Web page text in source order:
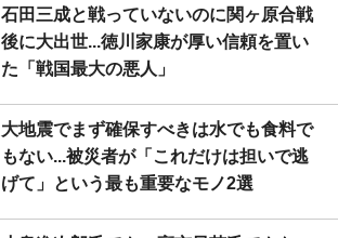
石田三成と戦っていないのに関ヶ原合戦
後に大出世...徳川家康が厚い信頼を置い
た「戦国最大の悪人」
大地震でまず確保すべきは水でも食料で
もない...被災者が「これだけは担いで逃
げて」という最も重要なモノ2選